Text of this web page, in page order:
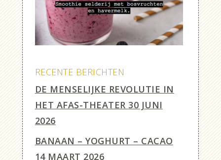
RECENTE BERICHTEN
DE MENSELIJKE REVOLUTIE IN
HET AFAS-THEATER 30 JUNI
2026
BANAAN – YOGHURT – CACAO
14 MAART 2026